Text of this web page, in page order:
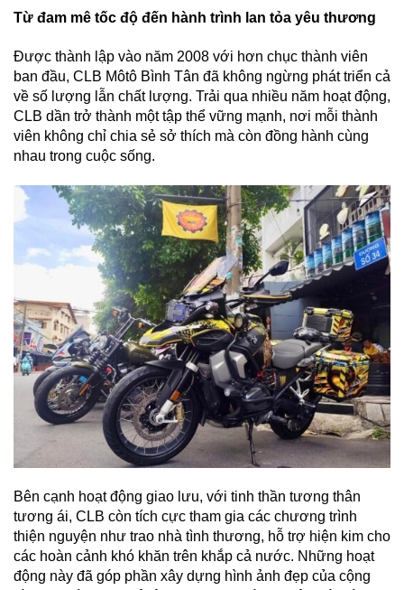
Từ đam mê tốc độ đến hành trình lan tỏa yêu thương
Được thành lập vào năm 2008 với hơn chục thành viên
ban đầu, CLB Môtô Bình Tân đã không ngừng phát triển cả
về số lượng lẫn chất lượng. Trải qua nhiều năm hoạt động,
CLB dần trở thành một tập thể vững mạnh, nơi mỗi thành
viên không chỉ chia sẻ sở thích mà còn đồng hành cùng
nhau trong cuộc sống.
Bên cạnh hoạt động giao lưu, với tinh thần tương thân
tương ái, CLB còn tích cực tham gia các chương trình
thiện nguyện như trao nhà tình thương, hỗ trợ hiện kim cho
các hoàn cảnh khó khăn trên khắp cả nước. Những hoạt
động này đã góp phần xây dựng hình ảnh đẹp của cộng